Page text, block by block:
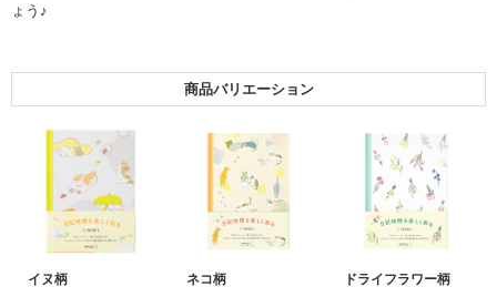
ょう♪
商品バリエーション
イヌ柄 ネコ柄 ドライフラワー柄